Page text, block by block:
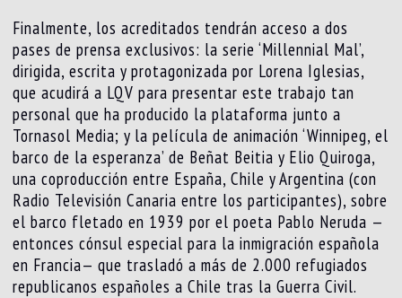
Finalmente, los acreditados tendrán acceso a dos
pases de prensa exclusivos: la serie ‘Millennial Mal’,
dirigida, escrita y protagonizada por Lorena Iglesias,
que acudirá a LQV para presentar este trabajo tan
personal que ha producido la plataforma junto a
Tornasol Media; y la película de animación ‘Winnipeg, el
barco de la esperanza’ de Beñat Beitia y Elio Quiroga,
una coproducción entre España, Chile y Argentina (con
Radio Televisión Canaria entre los participantes), sobre
el barco fletado en 1939 por el poeta Pablo Neruda —
entonces cónsul especial para la inmigración española
en Francia— que trasladó a más de 2.000 refugiados
republicanos españoles a Chile tras la Guerra Civil.